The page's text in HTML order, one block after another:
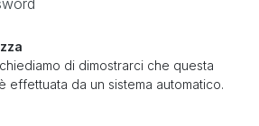
di dimostrarci che questa
effettuata da un sistema automatico.